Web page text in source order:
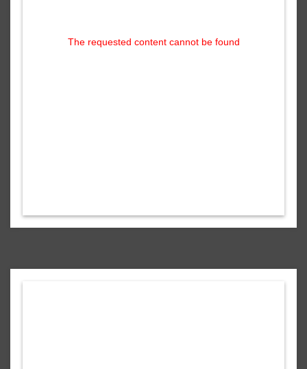
The requested content cannot be found